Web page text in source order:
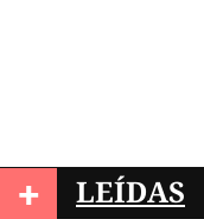
+ LEÍDAS